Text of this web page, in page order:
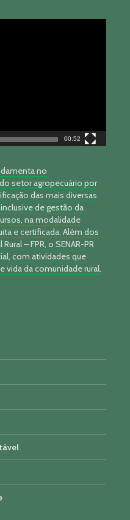
00:52
no
setor agropecuário por
das mais diversas
de gestão da
na modalidade
e certificada. Além dos
– FPR, o SENAR-PR
com atividades que
vida da comunidade rural.